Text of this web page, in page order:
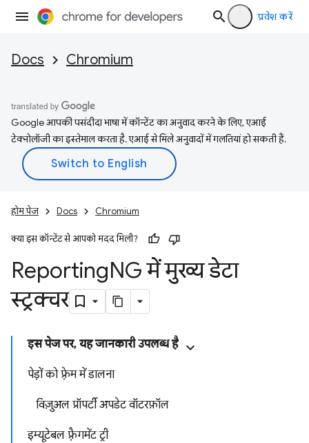
प्रवेश करें
Docs Chromium
Google आपकी पसंदीदा भाषा में कॉन्टेंट का अनुवाद करने के लिए, एआई
टेक्नोलॉजी का इस्तेमाल करता है. एआई से मिले अनुवादों में गलतियां हो सकती हैं.
होम पेज Docs Chromium
क्या इस कॉन्टेंट से आपको मदद मिली?
ReportingNG में मुख्य डेटा
स्ट्रक्चर
इस पेज पर, यह जानकारी उपलब्ध है
पेड़ों को फ़्रेम में डालना
विज़ुअल प्रॉपर्टी अपडेट वॉटरफ़ॉल
इम्यूटेबल फ़्रैगमेंट ट्री